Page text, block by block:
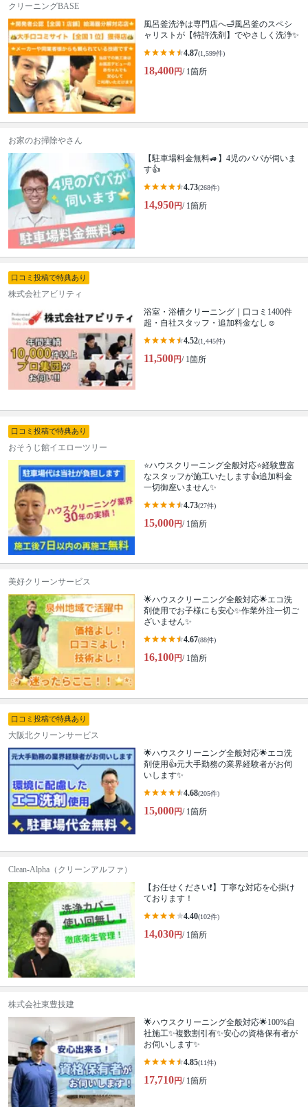
クリーニングBASE
風呂釜洗浄は専門店へ🛁風呂釜のスペシ
ャリストが【特許洗剤】でやさしく洗浄✨
4.87(1,599件)
18,400円/ 1箇所
お家のお掃除やさん
【駐車場料金無料🚙】4児のパパが伺いま
す👍
4.73(268件)
14,950円/ 1箇所
口コミ投稿で特典あり
株式会社アビリティ
浴室・浴槽クリーニング｜口コミ1400件
超・自社スタッフ・追加料金なし☺️
4.52(1,445件)
11,500円/ 1箇所
口コミ投稿で特典あり
おそうじ館イエローツリー
⭐ハウスクリーニング全般対応⭐経験豊富
なスタッフが施工いたします👍追加料金
一切御座いません✨
4.73(27件)
15,000円/ 1箇所
美好クリーンサービス
🌟ハウスクリーニング全般対応🌟エコ洗
剤使用でお子様にも安心✨作業外注一切ご
ざいません✨
4.67(88件)
16,100円/ 1箇所
口コミ投稿で特典あり
大阪北クリーンサービス
🌟ハウスクリーニング全般対応🌟エコ洗
剤使用👍元大手勤務の業界経験者がお伺
いします✨
4.68(205件)
15,000円/ 1箇所
Clean-Alpha（クリーンアルファ）
【お任せください❗️】丁寧な対応を心掛け
ております！
4.40(102件)
14,030円/ 1箇所
株式会社東豊技建
🌟ハウスクリーニング全般対応🌟100%自
社施工✨複数割引有✨安心の資格保有者が
お伺いします✨
4.85(11件)
17,710円/ 1箇所